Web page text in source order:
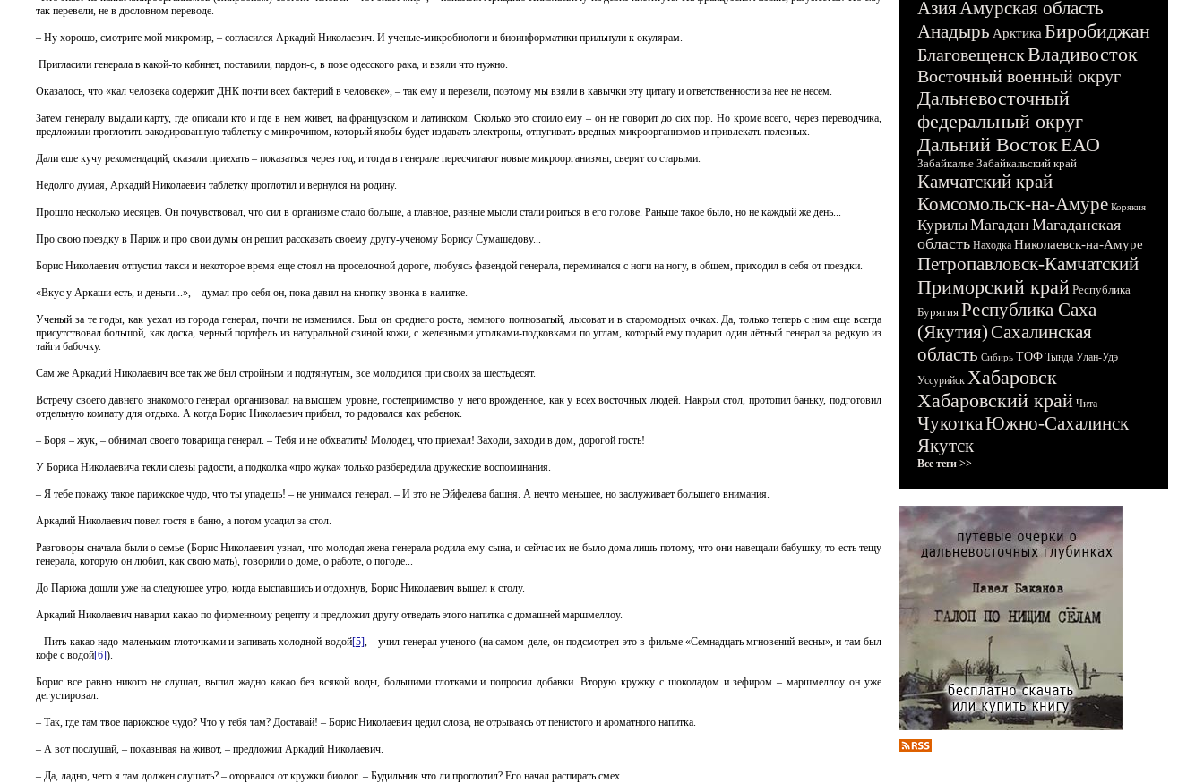
так перевели, не в дословном переводе.
– Ну хорошо, смотрите мой микромир, – согласился Аркадий Николаевич. И ученые-микробиологи и биоинформатики прильнули к окулярам.
Пригласили генерала в какой-то кабинет, поставили, пардон-с, в позе одесского рака, и взяли что нужно.
Оказалось, что «кал человека содержит ДНК почти всех бактерий в человеке», – так ему и перевели, поэтому мы взяли в кавычки эту цитату и ответственности за нее не несем.
Затем генералу выдали карту, где описали кто и где в нем живет, на французском и латинском. Сколько это стоило ему – он не говорит до сих пор. Но кроме всего, через переводчика,
предложили проглотить закодированную таблетку с микрочипом, который якобы будет издавать электроны, отпугивать вредных микроорганизмов и привлекать полезных.
Дали еще кучу рекомендаций, сказали приехать – показаться через год, и тогда в генерале пересчитают новые микроорганизмы, сверят со старыми.
Недолго думая, Аркадий Николаевич таблетку проглотил и вернулся на родину.
Прошло несколько месяцев. Он почувствовал, что сил в организме стало больше, а главное, разные мысли стали роиться в его голове. Раньше такое было, но не каждый же день...
Про свою поездку в Париж и про свои думы он решил рассказать своему другу-ученому Борису Сумашедову...
Борис Николаевич отпустил такси и некоторое время еще стоял на проселочной дороге, любуясь фазендой генерала, переминался с ноги на ногу, в общем, приходил в себя от поездки.
«Вкус у Аркаши есть, и деньги...», – думал про себя он, пока давил на кнопку звонка в калитке.
Ученый за те годы, как уехал из города генерал, почти не изменился. Был он среднего роста, немного полноватый, лысоват и в старомодных очках. Да, только теперь с ним еще всегда
присутствовал большой, как доска, черный портфель из натуральной свиной кожи, с железными уголками-подковками по углам, который ему подарил один лётный генерал за редкую из
тайги бабочку.
Сам же Аркадий Николаевич все так же был стройным и подтянутым, все молодился при своих за шестьдесят.
Встречу своего давнего знакомого генерал организовал на высшем уровне, гостеприимство у него врожденное, как у всех восточных людей. Накрыл стол, протопил баньку, подготовил
отдельную комнату для отдыха. А когда Борис Николаевич прибыл, то радовался как ребенок.
– Боря – жук, – обнимал своего товарища генерал. – Тебя и не обхватить! Молодец, что приехал! Заходи, заходи в дом, дорогой гость!
У Бориса Николаевича текли слезы радости, а подколка «про жука» только разбередила дружеские воспоминания.
– Я тебе покажу такое парижское чудо, что ты упадешь! – не унимался генерал. – И это не Эйфелева башня. А нечто меньшее, но заслуживает большего внимания.
Аркадий Николаевич повел гостя в баню, а потом усадил за стол.
Разговоры сначала были о семье (Борис Николаевич узнал, что молодая жена генерала родила ему сына, и сейчас их не было дома лишь потому, что они навещали бабушку, то есть тещу
генерала, которую он любил, как свою мать), говорили о доме, о работе, о погоде...
До Парижа дошли уже на следующее утро, когда выспавшись и отдохнув, Борис Николаевич вышел к столу.
Аркадий Николаевич наварил какао по фирменному рецепту и предложил другу отведать этого напитка с домашней маршмеллоу.
– Пить какао надо маленьким глоточками и запивать холодной водой[5], – учил генерал ученого (на самом деле, он подсмотрел это в фильме «Семнадцать мгновений весны», и там был
кофе с водой[6]).
Борис все равно никого не слушал, выпил жадно какао без всякой воды, большими глотками и попросил добавки. Вторую кружку с шоколадом и зефиром – маршмеллоу он уже
дегустировал.
– Так, где там твое парижское чудо? Что у тебя там? Доставай! – Борис Николаевич цедил слова, не отрываясь от пенистого и ароматного напитка.
– А вот послушай, – показывая на живот, – предложил Аркадий Николаевич.
– Да, ладно, чего я там должен слушать? – оторвался от кружки биолог. – Будильник что ли проглотил? Его начал распирать смех...
АзияАмурская область
Анадырь Арктика Биробиджан
БлаговещенскВладивосток
Восточный военный округ
Дальневосточный
федеральный округ
Дальний ВостокЕАО
Забайкалье Забайкальский край
Камчатский край
Комсомольск-на-Амуре Корякия
КурилыМагадан Магаданская
область Находка Николаевск-на-Амуре
Петропавловск-Камчатский
Приморский край Республика
Бурятия Республика Саха
(Якутия)Сахалинская
область Сибирь ТОФ Тында Улан-Удэ
Уссурийск Хабаровск
Хабаровский край Чита
ЧукоткаЮжно-Сахалинск
Якутск
Все теги >>